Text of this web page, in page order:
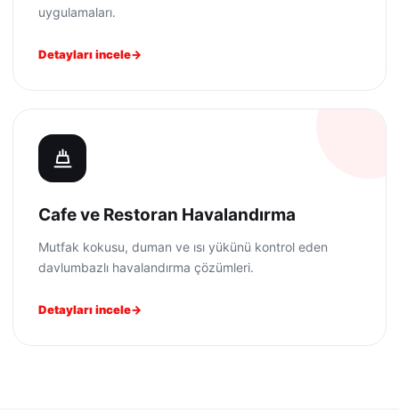
uygulamaları.
Detayları incele
Cafe ve Restoran Havalandırma
Mutfak kokusu, duman ve ısı yükünü kontrol eden
davlumbazlı havalandırma çözümleri.
Detayları incele